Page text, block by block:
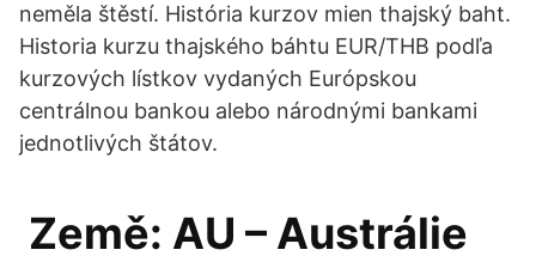
neměla štěstí. História kurzov mien thajský baht.
Historia kurzu thajského báhtu EUR/THB podľa
kurzových lístkov vydaných Európskou
centrálnou bankou alebo národnými bankami
jednotlivých štátov.
Země: AU – Austrálie